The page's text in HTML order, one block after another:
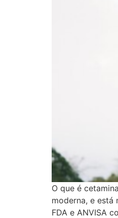
O que é
moderna, e está
FDA e ANVISA